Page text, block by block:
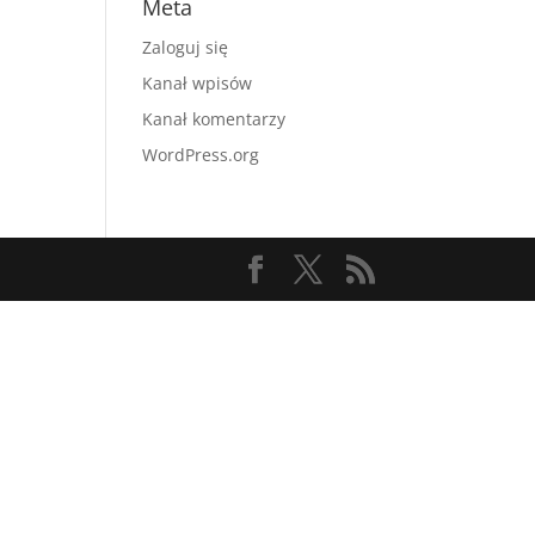
Meta
Zaloguj się
Kanał wpisów
Kanał komentarzy
WordPress.org